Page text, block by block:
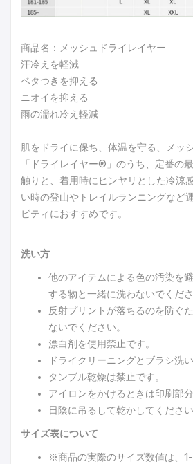
商品名：メッシュドライレイヤー
汗冷えを軽減
ベタつきを抑える
ニオイを抑える
雨の濡れ冷え軽減
肌をドライに保ち、体温を守る、メッ
「ドライレイヤー®」のうち、定番の
触りと、着用時にヒンヤリとした冷涼
い時の登山やトレイルランニングなど
ビティにおすすめです。
洗い方
他のアイテムによる色の汚染を
する物と一緒に洗わないでくださ
反射プリントが落ちるのを防ぐ
ないでください。
漂白剤を使用禁止です。
ドライクリーニングとブラシ洗
タンブル乾燥は禁止です。
アイロンをかけるときは印刷部
日陰に吊るして乾かしてください
サイズ表について
※商品の実際のサイズ数値は、